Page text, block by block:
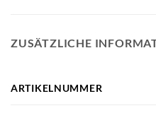
ZUSÄTZLICHE
ARTIKELNUMMER